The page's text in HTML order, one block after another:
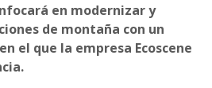
en modernizar y
de montaña con un
el que la empresa Ecoscene